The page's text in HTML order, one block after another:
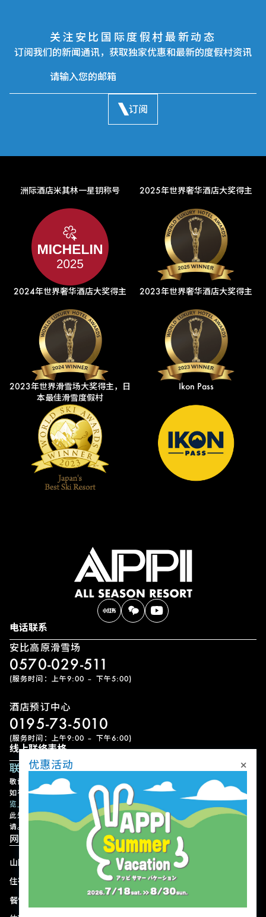
关注安比国际度假村最新动态
订阅我们的新闻通讯，获取独家优惠和最新的度假村资讯
订阅
洲际酒店米其林一星钥称号 2025年世界奢华酒店大奖得主
2024年世界奢华酒店大奖得主 2023年世界奢华酒店大奖得主
2023年世界滑雪场大奖得主，日
本最佳滑雪度假村
Ikon Pass
电话联系
安比高原滑雪场
0570-029-511
(服务时间：上午9:00 – 下午5:00)
酒店预订中心
0195-73-5010
(服务时间：上午9:00 – 下午6:00)
线上联络表格
联络表单
敬请留意，我们可能需要一些时间才能回覆您的查询，敬请见谅。
如有急事，请以电话联络。各设施的联络方式请参考
「设施联络方式一
览」
此外，请注意我们不接受有关设施或节目的使用预约、变更或取消申
请。
网站导航
山区
住宿
餐饮
最新动态
优惠活动
优惠活动 ×